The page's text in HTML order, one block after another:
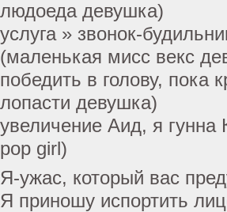
людоеда девушка)
услуга » звонок-
(маленькая мисс векс
победить в голову, пока
лопасти девушка)
увеличение Аид, я
pop girl)
Я-ужас, который вас
Я приношу испортить